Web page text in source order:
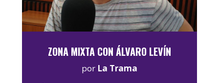
ZONA MIXTA CON ÁLVARO LEVÍN
por La Trama